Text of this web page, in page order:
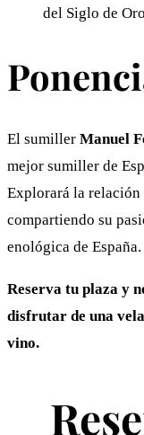
del Siglo de
El sumiller Manuel
mejor sumiller de
Explorará la
compartiendo su
enológica de España.
Reserva tu plaza y
disfrutar de una
vino.